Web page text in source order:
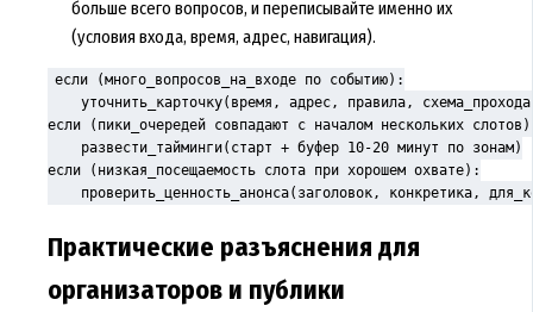
больше всего вопросов, и переписывайте именно их
(условия входа, время, адрес, навигация).
если (много_вопросов_на_входе по событию):
уточнить_карточку(время, адрес, правила,
если (пики_очередей совпадают с началом нескольких
    развести_тайминги(старт + буфер 10-20 минут по зонам)
если (низкая_посещаемость слота при хорошем охвате):
проверить_ценность_анонса(заголовок, конкретика,
Практические разъяснения для
организаторов и публики